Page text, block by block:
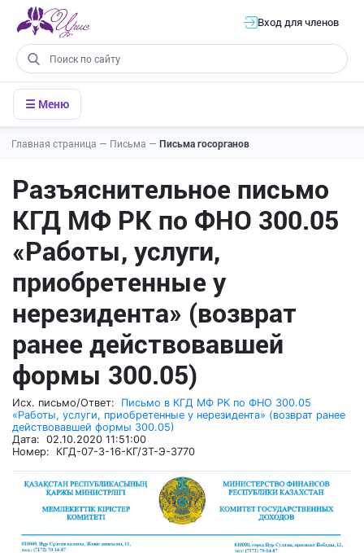
Вход для членов
☰ Меню
Главная страница — Письма — Письма госорганов
Разъяснительное письмо
КГД МФ РК по ФНО 300.05
«Работы, услуги,
приобретенные у
нерезидента» (возврат
ранее действовавшей
формы 300.05)
Исх. письмо/Ответ: Письмо в КГД МФ РК по ФНО 300.05
«Работы, услуги, приобретенные у нерезидента» (возврат ранее
действовавшей формы 300.05)
Дата: 02.10.2020 11:51:00
Номер: КГД-07-3-16-КГ/ЗТ-Э-3770